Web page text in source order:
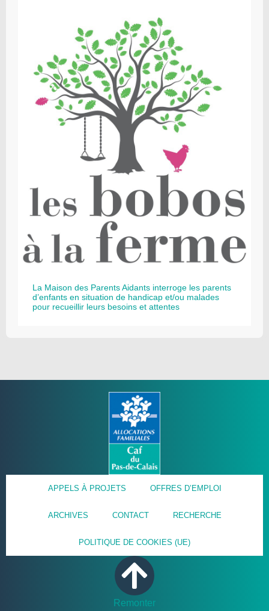
La Maison des Parents Aidants interroge les parents
d’enfants en situation de handicap et/ou malades
pour recueillir leurs besoins et attentes
APPELS À PROJETS OFFRES D’EMPLOI
ARCHIVES CONTACT RECHERCHE
POLITIQUE DE COOKIES (UE)
Remonter